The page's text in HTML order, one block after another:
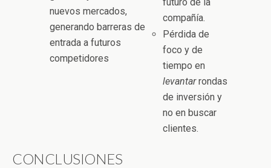
nuevos mercados,
generando barreras de
entrada a futuros
competidores
compañía.
Pérdida de
foco y de
tiempo en
levantarrondas
de inversión y
no en buscar
clientes.
CONCLUSIONES